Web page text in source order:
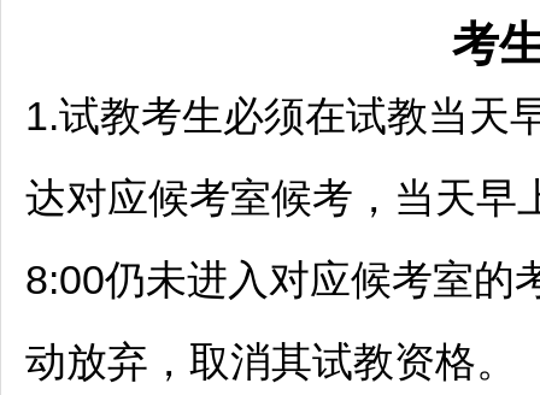
考
1.试教考生必须在试教当天
达对应候考室候考，当天早
8:00仍未进入对应候考室的
动放弃，取消其试教资格。